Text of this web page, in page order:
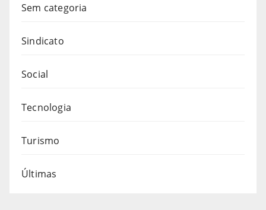
Sem categoria
Sindicato
Social
Tecnologia
Turismo
Últimas